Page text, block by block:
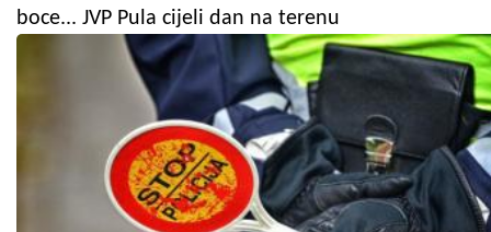
boce... JVP Pula cijeli dan na terenu